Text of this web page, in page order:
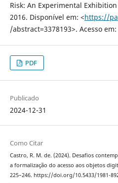
Risk: An Experimental
2016. Disponível em: <https://
/abstract=3378193>. Acesso
PDF
Publicado
2024-12-31
Como Citar
Castro, R. M. de. (2024). Desafios
a formalização do acesso aos objetos
225–246. https://doi.org/10.5433/1981-